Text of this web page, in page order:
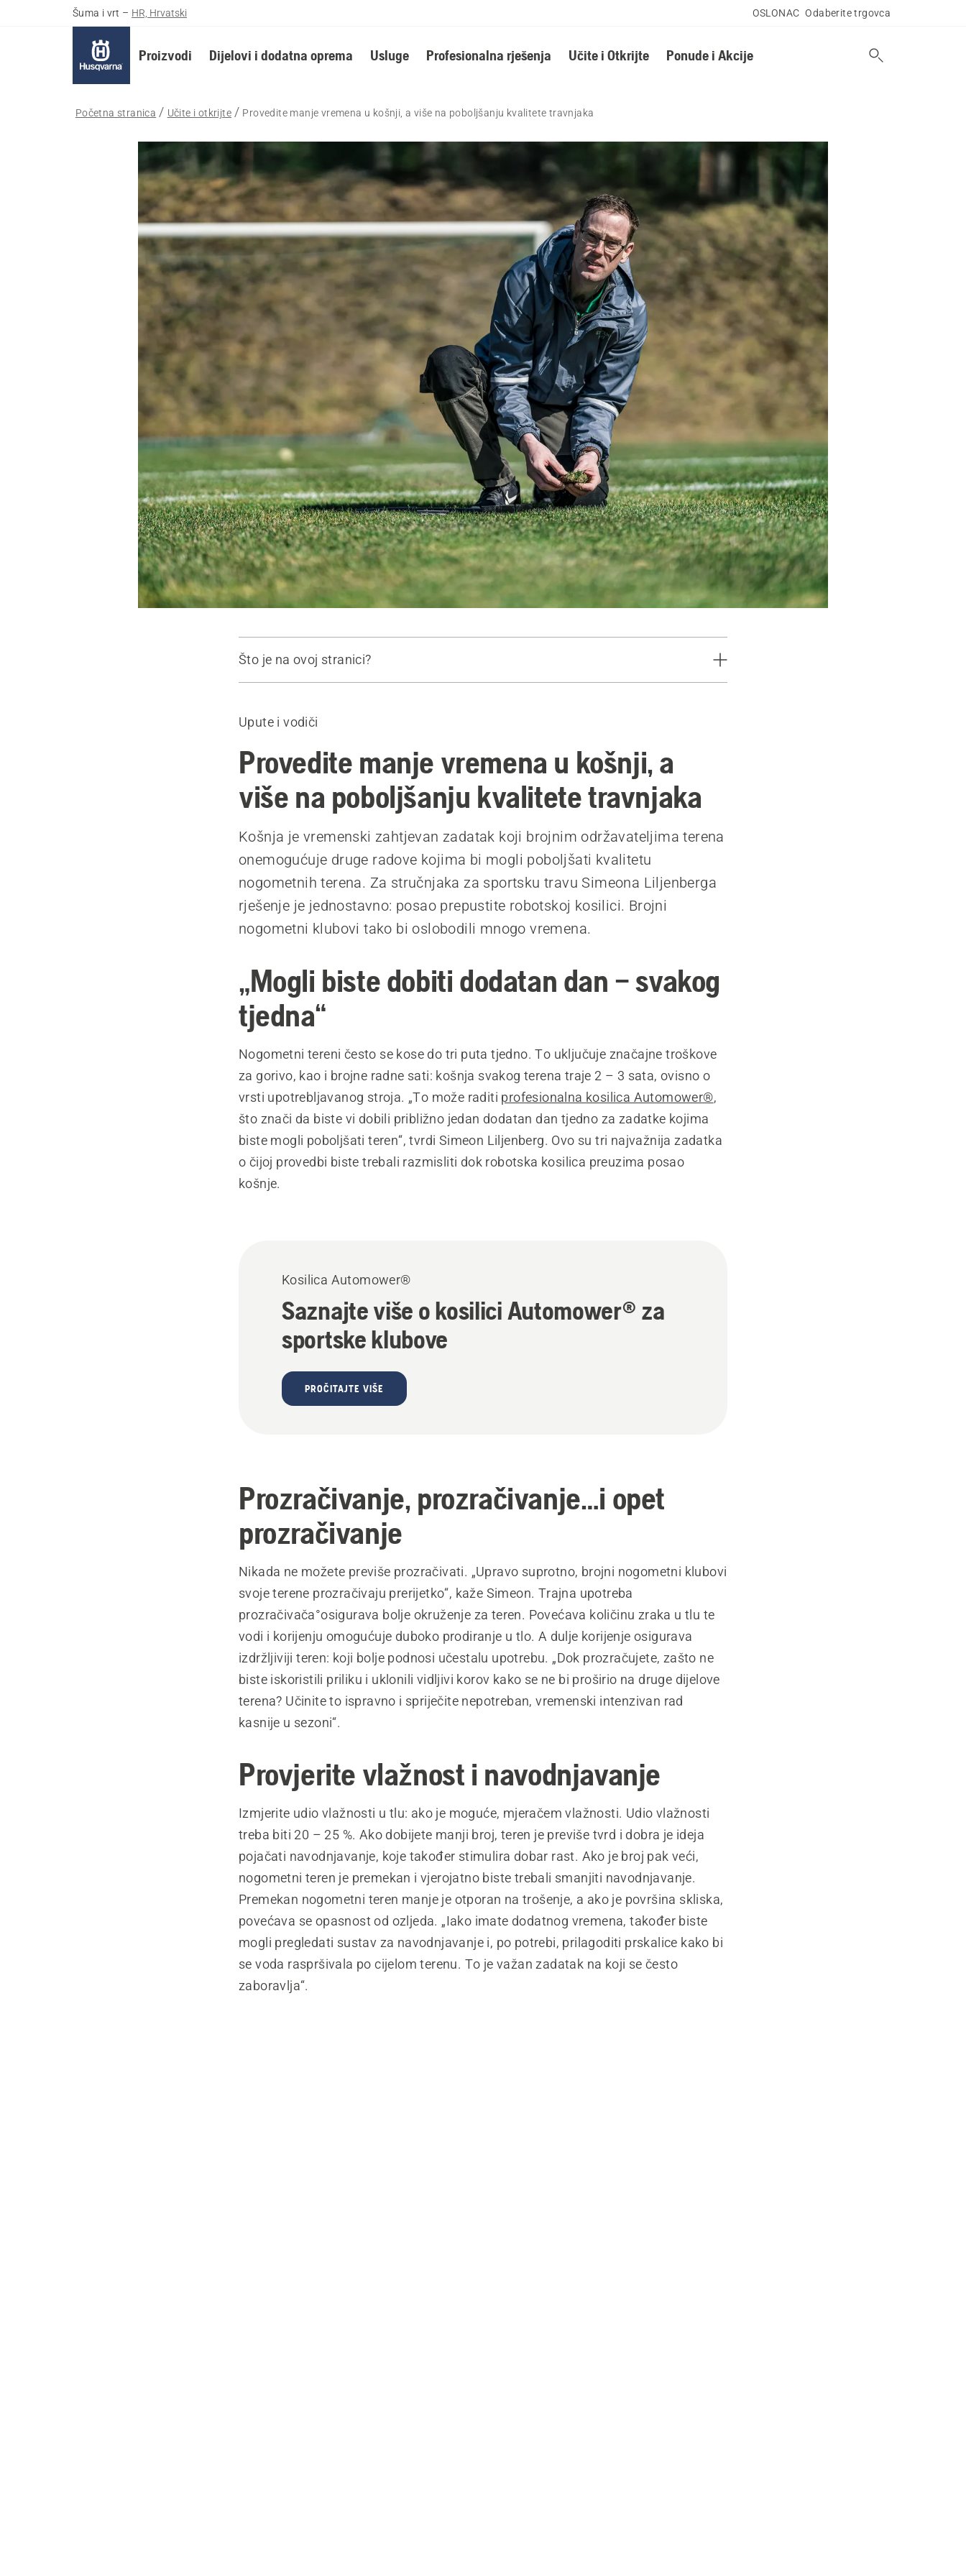
Šuma i vrt – HR, Hrvatski OSLONAC Odaberite trgovca
Proizvodi Dijelovi i dodatna oprema Usluge Profesionalna rješenja Učite i Otkrijte Ponude i Akcije
Početna stranica Učite i otkrijte Provedite manje vremena u košnji, a više na poboljšanju kvalitete travnjaka
Što je na ovoj stranici?
Saznajte više o kosilici Automower® za sportske klubove
Proizvodi
Upute i vodiči
Provedite manje vremena u košnji, a
više na poboljšanju kvalitete travnjaka
Košnja je vremenski zahtjevan zadatak koji brojnim održavateljima terena
onemogućuje druge radove kojima bi mogli poboljšati kvalitetu
nogometnih terena. Za stručnjaka za sportsku travu Simeona Liljenberga
rješenje je jednostavno: posao prepustite robotskoj kosilici. Brojni
nogometni klubovi tako bi oslobodili mnogo vremena.
„Mogli biste dobiti dodatan dan – svakog
tjedna“
Nogometni tereni često se kose do tri puta tjedno. To uključuje značajne troškove
za gorivo, kao i brojne radne sati: košnja svakog terena traje 2 – 3 sata, ovisno o
vrsti upotrebljavanog stroja. „To može raditi profesionalna kosilica Automower®,
što znači da biste vi dobili približno jedan dodatan dan tjedno za zadatke kojima
biste mogli poboljšati teren“, tvrdi Simeon Liljenberg. Ovo su tri najvažnija zadatka
o čijoj provedbi biste trebali razmisliti dok robotska kosilica preuzima posao
košnje.
Kosilica Automower®
Saznajte više o kosilici Automower® za
sportske klubove
PROČITAJTE VIŠE
Prozračivanje, prozračivanje…i opet
prozračivanje
Nikada ne možete previše prozračivati. „Upravo suprotno, brojni nogometni klubovi
svoje terene prozračivaju prerijetko“, kaže Simeon. Trajna upotreba
prozračivača°osigurava bolje okruženje za teren. Povećava količinu zraka u tlu te
vodi i korijenju omogućuje duboko prodiranje u tlo. A dulje korijenje osigurava
izdržljiviji teren: koji bolje podnosi učestalu upotrebu. „Dok prozračujete, zašto ne
biste iskoristili priliku i uklonili vidljivi korov kako se ne bi proširio na druge dijelove
terena? Učinite to ispravno i spriječite nepotreban, vremenski intenzivan rad
kasnije u sezoni“.
Provjerite vlažnost i navodnjavanje
Izmjerite udio vlažnosti u tlu: ako je moguće, mjeračem vlažnosti. Udio vlažnosti
treba biti 20 – 25 %. Ako dobijete manji broj, teren je previše tvrd i dobra je ideja
pojačati navodnjavanje, koje također stimulira dobar rast. Ako je broj pak veći,
nogometni teren je premekan i vjerojatno biste trebali smanjiti navodnjavanje.
Premekan nogometni teren manje je otporan na trošenje, a ako je površina skliska,
povećava se opasnost od ozljeda. „Iako imate dodatnog vremena, također biste
mogli pregledati sustav za navodnjavanje i, po potrebi, prilagoditi prskalice kako bi
se voda raspršivala po cijelom terenu. To je važan zadatak na koji se često
zaboravlja“.